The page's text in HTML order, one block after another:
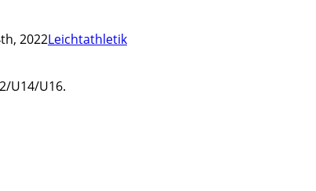
2022Leichtathletik
U14/U16.